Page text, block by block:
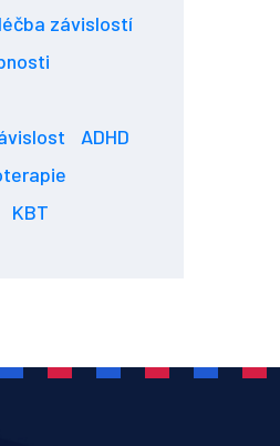
léčba závislostí
ADHD
KBT